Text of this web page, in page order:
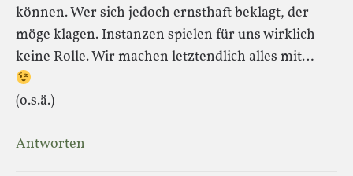
können. Wer sich jedoch ernsthaft beklagt, der
möge klagen. Instanzen spielen für uns wirklich
keine Rolle. Wir machen letztendlich alles mit…
(o.s.ä.)
Antworten